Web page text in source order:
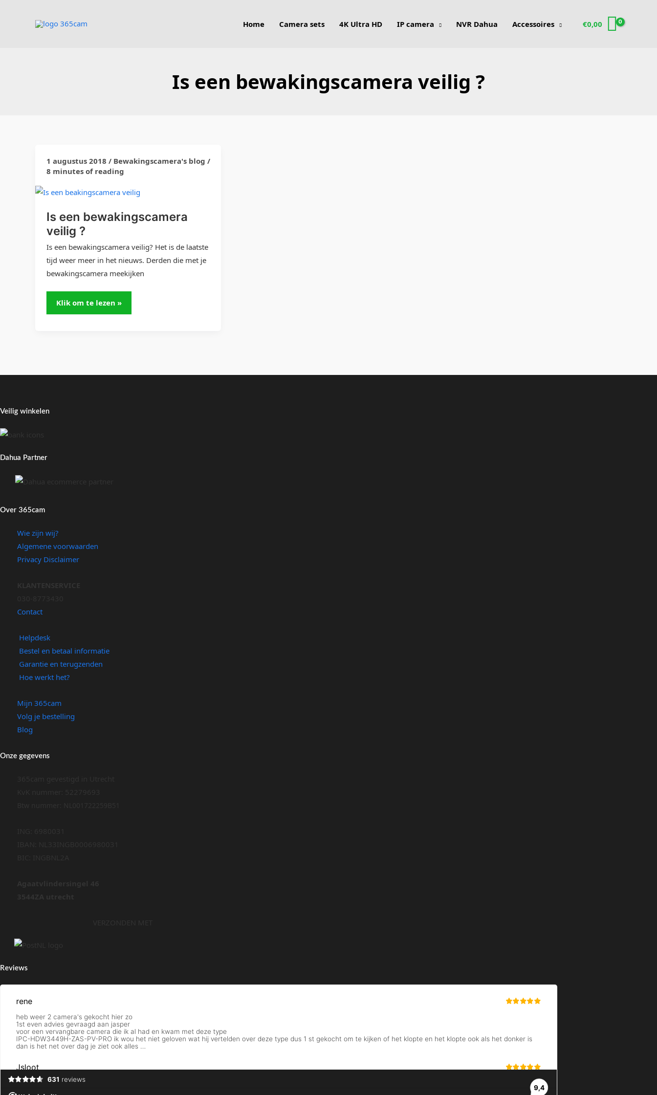
Home Camera sets 4K Ultra HD IP camera NVR Dahua Accessoires €0,00
Is een bewakingscamera veilig ?
1 augustus 2018 / Bewakingscamera's blog /
8 minutes of reading
Is een bewakingscamera
veilig ?
Is een bewakingscamera veilig? Het is de laatste
tijd weer meer in het nieuws. Derden die met je
bewakingscamera meekijken
Is
een
bewakingscamera
?
Klik om te lezen »
Veilig winkelen
Dahua Partner
Over 365cam
Wie zijn wij?
Algemene voorwaarden
Privacy Disclaimer
Contact
Helpdesk
Bestel en betaal informatie
Garantie en terugzenden
Hoe werkt het?
Mijn 365cam
Volg je bestelling
Blog
Onze gegevens
Reviews